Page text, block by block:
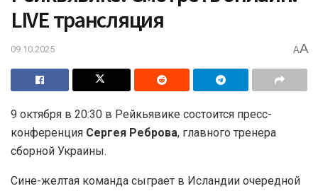
LIVE трансляция
09.10.2025 AA
9 октября в 20:30 в Рейкьявике состоится пресс-
конференция Сергея Реброва, главного тренера
сборной Украины.
Сине-желтая команда сыграет в Исландии очередной